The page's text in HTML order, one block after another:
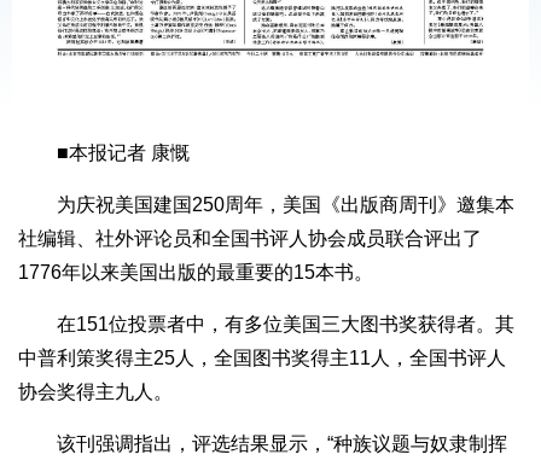
■本报记者 康慨
为庆祝美国建国250周年，美国《出版商周刊》邀集本
社编辑、社外评论员和全国书评人协会成员联合评出了
1776年以来美国出版的最重要的15本书。
在151位投票者中，有多位美国三大图书奖获得者。其
中普利策奖得主25人，全国图书奖得主11人，全国书评人
协会奖得主九人。
该刊强调指出，评选结果显示，“种族议题与奴隶制挥